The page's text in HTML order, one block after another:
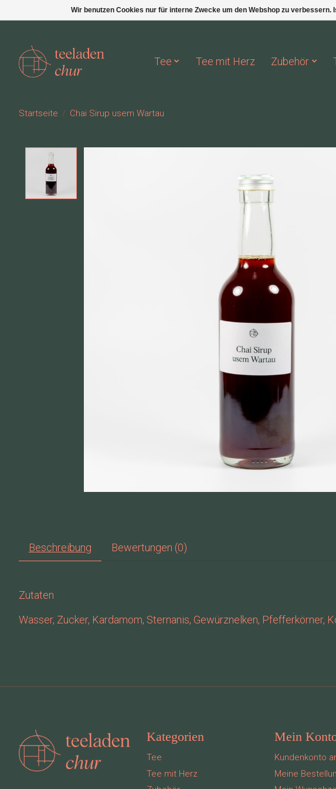
Tee Tee mit Herz Zubehör
Startseite / Chai Sirup usem Wartau
Beschreibung Bewertungen (0)
Zutaten
Wasser, Zucker, Kardamom, Sternanis, Gewürznelken, Pfefferkörner,
Kategorien
Tee
Tee mit Herz
Mein
Kundenkonto
Meine
Wir benutzen Cookies nur für interne Zwecke um den Webshop zu verbessern.